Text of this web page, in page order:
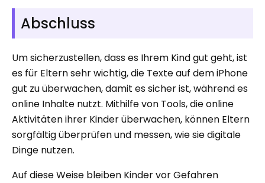
Abschluss
Um sicherzustellen, dass es Ihrem Kind gut geht, ist
es für Eltern sehr wichtig, die Texte auf dem iPhone
gut zu überwachen, damit es sicher ist, während es
online Inhalte nutzt. Mithilfe von Tools, die online
Aktivitäten ihrer Kinder überwachen, können Eltern
sorgfältig überprüfen und messen, wie sie digitale
Dinge nutzen.
Auf diese Weise bleiben Kinder vor Gefahren